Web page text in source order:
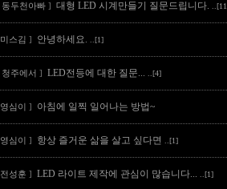
동두천아빠 ] 대형 LED 시계만들기 질문드립니다.
미스김 ] 안녕하세요. ..[1]
청주에서 ] LED전등에 대한 질문... ..[4]
영심이 ] 아침에 일찍 일어나는 방법~
영심이 ] 항상 즐거운 삶을 살고 싶다면 ..[1]
전성훈 ] LED 라이트 제작에 관심이 많습니다... ..[1]